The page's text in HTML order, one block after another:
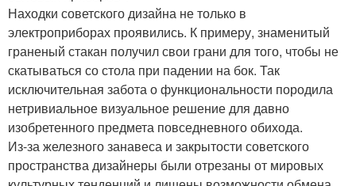
Находки советского дизайна не только в
электроприборах проявились. К примеру, знаменитый
граненый стакан получил свои грани для того, чтобы не
скатываться со стола при падении на бок. Так
исключительная забота о функциональности породила
нетривиальное визуальное решение для давно
изобретенного предмета повседневного обихода.
Из-за железного занавеса и закрытости советского
пространства дизайнеры были отрезаны от мировых